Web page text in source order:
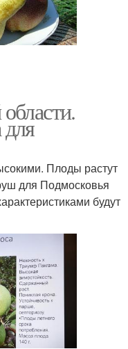
Плоды растут
для Подмосковья
будут